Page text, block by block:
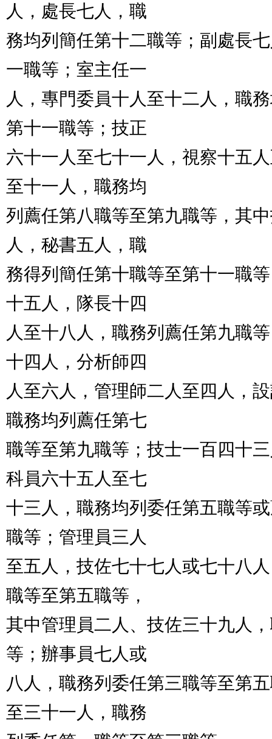
人，處長七人，職
務均列簡任第十二職等；副處長
一職等；室主任一
人，專門委員十人至十二人，職
第十一職等；技正
六十一人至七十一人，視察十五
至十一人，職務均
列薦任第八職等至第九職等，其
人，秘書五人，職
務得列簡任第十職等至第十一職
十五人，隊長十四
人至十八人，職務列薦任第九職
十四人，分析師四
人至六人，管理師二人至四人，
職務均列薦任第七
職等至第九職等；技士一百四十
科員六十五人至七
十三人，職務均列委任第五職等
職等；管理員三人
至五人，技佐七十七人或七十八
職等至第五職等，
其中管理員二人、技佐三十九人
等；辦事員七人或
八人，職務列委任第三職等至第
至三十一人，職務